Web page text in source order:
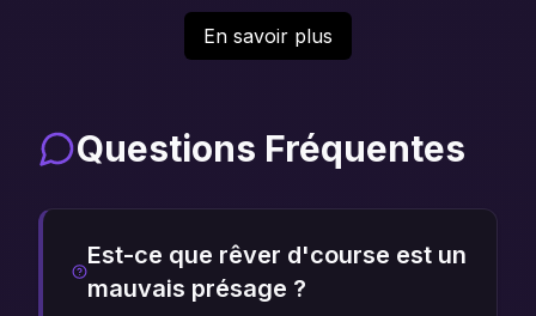
En savoir plus
Questions Fréquentes
Est-ce que rêver d'course est un
mauvais présage ?